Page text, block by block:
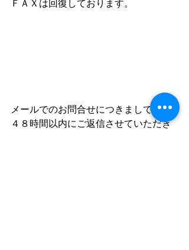
ＦＡＸは回復しております。
メールでのお問合せにつきましては、
４８時間以内にご返信させていただき